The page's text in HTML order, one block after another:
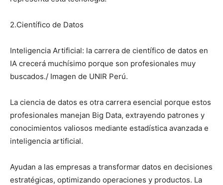
2.Científico de Datos
Inteligencia Artificial: la carrera de científico de datos en
IA crecerá muchísimo porque son profesionales muy
buscados./ Imagen de UNIR Perú.
La ciencia de datos es otra carrera esencial porque estos
profesionales manejan Big Data, extrayendo patrones y
conocimientos valiosos mediante estadística avanzada e
inteligencia artificial.
Ayudan a las empresas a transformar datos en decisiones
estratégicas, optimizando operaciones y productos. La